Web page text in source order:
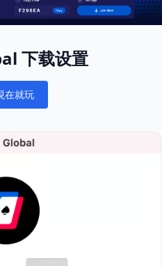
下载设置
在就玩